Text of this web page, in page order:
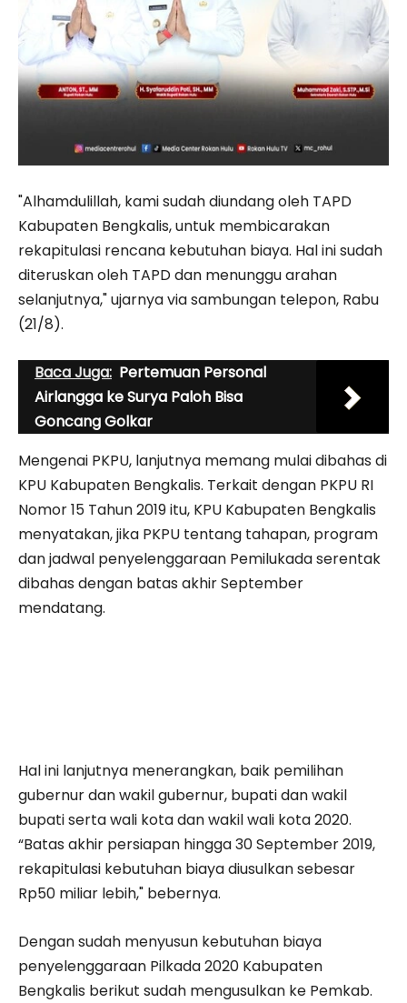
"Alhamdulillah, kami sudah diundang oleh TAPD
Kabupaten Bengkalis, untuk membicarakan
rekapitulasi rencana kebutuhan biaya. Hal ini sudah
diteruskan oleh TAPD dan menunggu arahan
selanjutnya," ujarnya via sambungan telepon, Rabu
(21/8).
Baca Juga: Pertemuan Personal
Airlangga ke Surya Paloh Bisa
Goncang Golkar
Mengenai PKPU, lanjutnya memang mulai dibahas di
KPU Kabupaten Bengkalis. Terkait dengan PKPU RI
Nomor 15 Tahun 2019 itu, KPU Kabupaten Bengkalis
menyatakan, jika PKPU tentang tahapan, program
dan jadwal penyelenggaraan Pemilukada serentak
dibahas dengan batas akhir September
mendatang.
Hal ini lanjutnya menerangkan, baik pemilihan
gubernur dan wakil gubernur, bupati dan wakil
bupati serta wali kota dan wakil wali kota 2020.
“Batas akhir persiapan hingga 30 September 2019,
rekapitulasi kebutuhan biaya diusulkan sebesar
Rp50 miliar lebih," bebernya.
Dengan sudah menyusun kebutuhan biaya
penyelenggaraan Pilkada 2020 Kabupaten
Bengkalis berikut sudah mengusulkan ke Pemkab.